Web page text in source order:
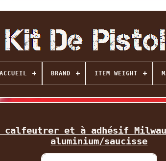
ACCUEIL BRAND ITEM WEIGHT
et à adhésif
aluminium/saucisse